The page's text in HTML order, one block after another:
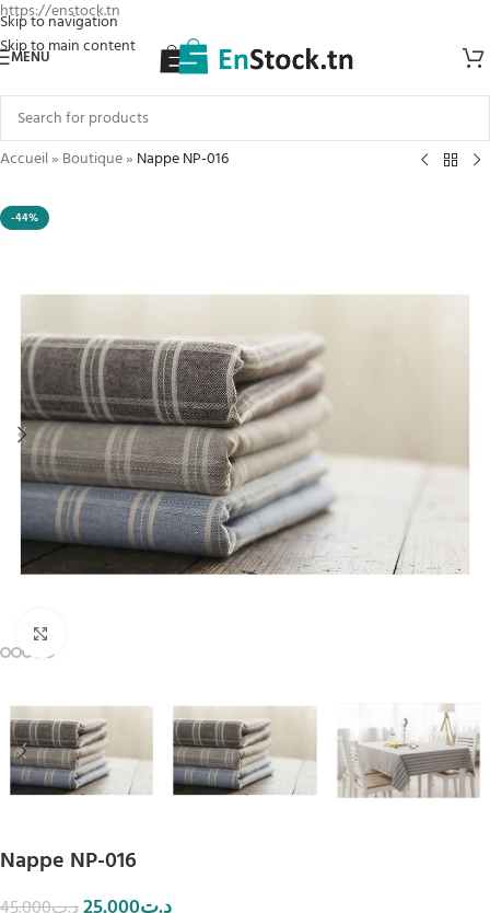
https://enstock.tn
Skip to navigation
Skip to main content
MENU
Accueil» Boutique» Nappe NP-016
-44%
Nappe NP-016